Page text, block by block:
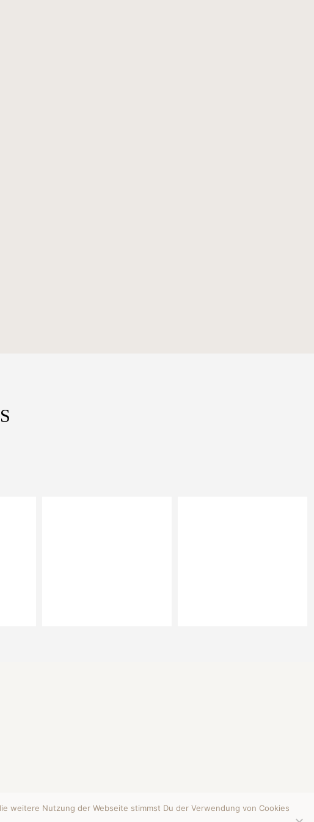
weitere Nutzung der Webseite stimmst Du der Verwendung von Cookies